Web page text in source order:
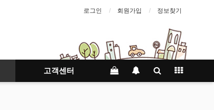
로그인 회원가입 정보찾기
고객센터